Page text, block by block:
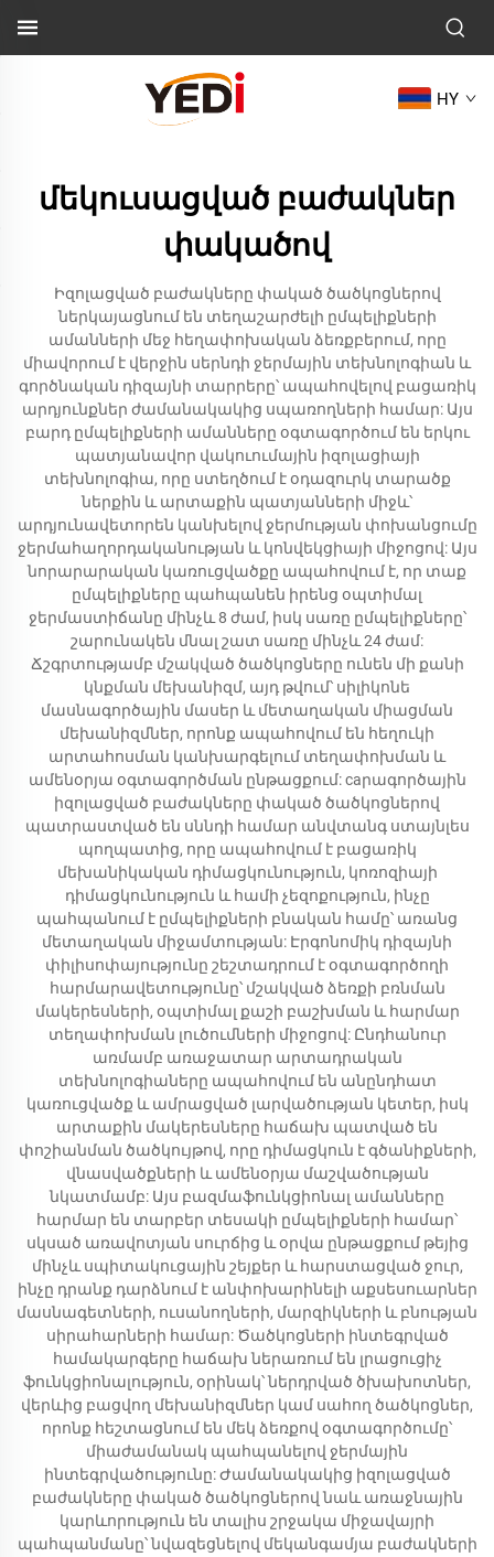
HY
մեկուսացված բաժակներ
փակածով
Իզոլացված բաժակները փակած ծածկոցներով
ներկայացնում են տեղաշարժելի ըմպելիքների
ամանների մեջ հեղափոխական ձեռքբերում, որը
միավորում է վերջին սերնդի ջերմային տեխնոլոգիան և
գործնական դիզայնի տարրերը՝ ապահովելով բացառիկ
արդյունքներ ժամանակակից սպառողների համար: Այս
բարդ ըմպելիքների ամանները օգտագործում են երկու
պատյանավոր վակուումային իզոլացիայի
տեխնոլոգիա, որը ստեղծում է օդազուրկ տարածք
ներքին և արտաքին պատյանների միջև՝
արդյունավետորեն կանխելով ջերմության փոխանցումը
ջերմահաղորդականության և կոնվեկցիայի միջոցով: Այս
նորարարական կառուցվածքը ապահովում է, որ տաք
ըմպելիքները պահպանեն իրենց օպտիմալ
ջերմաստիճանը մինչև 8 ժամ, իսկ սառը ըմպելիքները՝
շարունակեն մնալ շատ սառը մինչև 24 ժամ:
Ճշգրտությամբ մշակված ծածկոցները ունեն մի քանի
կնքման մեխանիզմ, այդ թվում՝ սիլիկոնե
մասնագործային մասեր և մետաղական միացման
մեխանիզմներ, որոնք ապահովում են հեղուկի
արտահոսման կանխարգելում տեղափոխման և
ամենօրյա օգտագործման ընթացքում: caրագործային
իզոլացված բաժակները փակած ծածկոցներով
պատրաստված են սննդի համար անվտանգ ստայնլես
պողպատից, որը ապահովում է բացառիկ
մեխանիկական դիմացկունություն, կոռոզիայի
դիմացկունություն և համի չեզոքություն, ինչը
պահպանում է ըմպելիքների բնական համը՝ առանց
մետաղական միջամտության: Էրգոնոմիկ դիզայնի
փիլիսոփայությունը շեշտադրում է օգտագործողի
հարմարավետությունը՝ մշակված ձեռքի բռնման
մակերեսների, օպտիմալ քաշի բաշխման և հարմար
տեղափոխման լուծումների միջոցով: Ընդհանուր
առմամբ առաջատար արտադրական
տեխնոլոգիաները ապահովում են անընդհատ
կառուցվածք և ամրացված լարվածության կետեր, իսկ
արտաքին մակերեսները հաճախ պատված են
փոշիանման ծածկույթով, որը դիմացկուն է գծանիքների,
վնասվածքների և ամենօրյա մաշվածության
նկատմամբ: Այս բազմաֆունկցիոնալ ամանները
հարմար են տարբեր տեսակի ըմպելիքների համար՝
սկսած առավոտյան սուրճից և օրվա ընթացքում թեյից
մինչև սպիտակուցային շեյքեր և հարստացված ջուր,
ինչը դրանք դարձնում է անփոխարինելի աքսեսուարներ
մասնագետների, ուսանողների, մարզիկների և բնության
սիրահարների համար: Ծածկոցների ինտեգրված
համակարգերը հաճախ ներառում են լրացուցիչ
ֆունկցիոնալություն, օրինակ՝ ներդրված ծխախոտներ,
վերևից բացվող մեխանիզմներ կամ սահող ծածկոցներ,
որոնք հեշտացնում են մեկ ձեռքով օգտագործումը՝
միաժամանակ պահպանելով ջերմային
ինտեգրվածությունը: Ժամանակակից իզոլացված
բաժակները փակած ծածկոցներով նաև առաջնային
կարևորություն են տալիս շրջակա միջավայրի
պահպանմանը՝ նվազեցնելով մեկանգամյա բաժակների